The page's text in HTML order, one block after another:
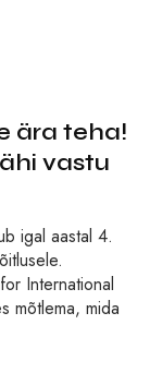
ära teha!
vastu
igal aastal 4.
International
mõtlema, mida